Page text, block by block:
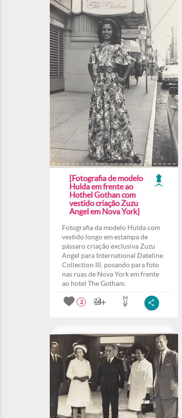
[Fotografia de modelo
Hulda em frente ao
Hothel Gothan com
vestido criação Zuzu
Angel em Nova York]
Fotografia da modelo Hulda com
vestido longo em estampa de
pássaro criação exclusiva Zuzu
Angel para International Dateline
Collection III, posando para foto
nas ruas de Nova York em frente
ao hotel The Gotham.
2